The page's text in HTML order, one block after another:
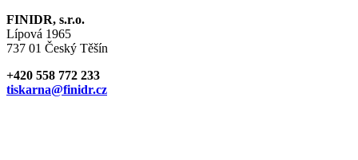
FINIDR, s.r.o.
Lípová 1965
737 01 Český Těšín
+420 558 772 233
tiskarna@finidr.cz